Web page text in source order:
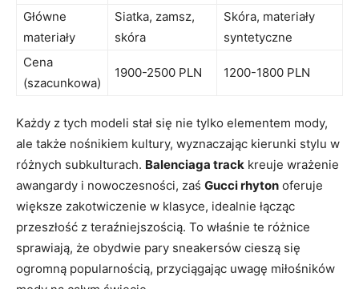
Główne
materiały
Siatka, zamsz,
skóra
Skóra, materiały
syntetyczne
Cena
(szacunkowa)
1900-2500 PLN 1200-1800 PLN
Każdy z tych modeli stał się nie tylko elementem mody,
ale także nośnikiem kultury, wyznaczając kierunki stylu w
różnych subkulturach. Balenciaga track kreuje wrażenie
awangardy i nowoczesności, zaś Gucci rhyton oferuje
większe zakotwiczenie w klasyce, idealnie łącząc
przeszłość z teraźniejszością. To właśnie te różnice
sprawiają, że obydwie pary sneakersów cieszą się
ogromną popularnością, przyciągając uwagę miłośników